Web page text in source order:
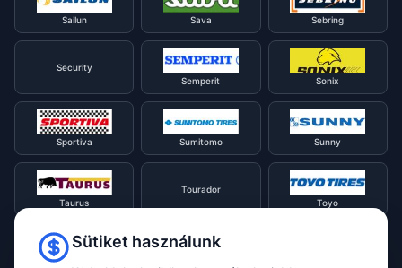
Sailun Sava Sebring
Security
Semperit
Sonix
Sportiva Sumitomo Sunny
Taurus
Tourador
Toyo
TracmaxSütiket használunk